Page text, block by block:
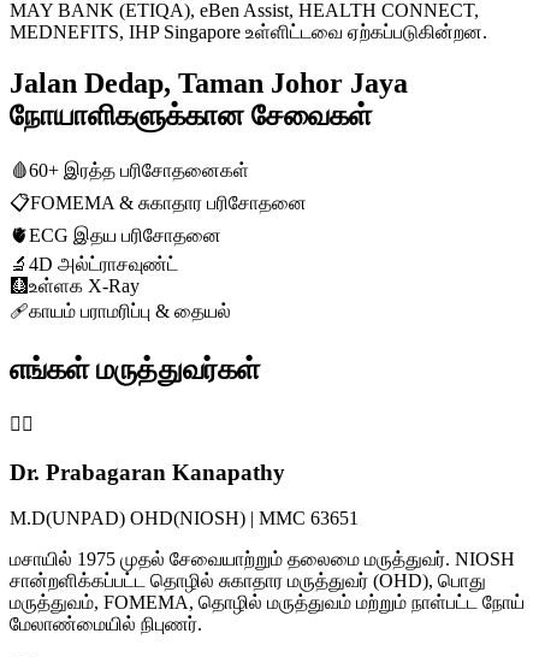
MAY BANK (ETIQA), eBen Assist, HEALTH CONNECT,
MEDNEFITS, IHP Singapore உள்ளிட்டவை ஏற்கப்படுகின்றன.
Jalan Dedap, Taman Johor Jaya
நோயாளிகளுக்கான சேவைகள்
🩸60+ இரத்த பரிசோதனைகள்
📋FOMEMA & சுகாதார பரிசோதனை
🫀ECG இதய பரிசோதனை
🔬 4D அல்ட்ராசவுண்ட்
🩻உள்ளக X-Ray
🩹காயம் பராமரிப்பு & தையல்
எங்கள் மருத்துவர்கள்
👨‍⚕️
Dr. Prabagaran Kanapathy
M.D(UNPAD) OHD(NIOSH) | MMC 63651
மசாயில் 1975 முதல் சேவையாற்றும் தலைமை மருத்துவர். NIOSH
சான்றளிக்கப்பட்ட தொழில் சுகாதார மருத்துவர் (OHD), பொது
மருத்துவம், FOMEMA, தொழில் மருத்துவம் மற்றும் நாள்பட்ட நோய்
மேலாண்மையில் நிபுணர்.